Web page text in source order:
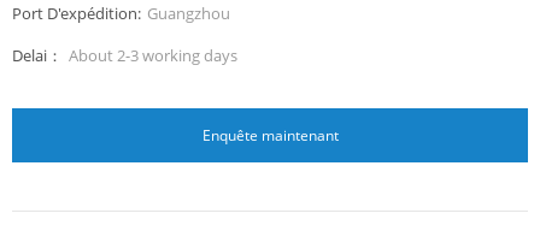
Port D'expédition: Guangzhou
Delai： About 2-3 working days
Enquête maintenant